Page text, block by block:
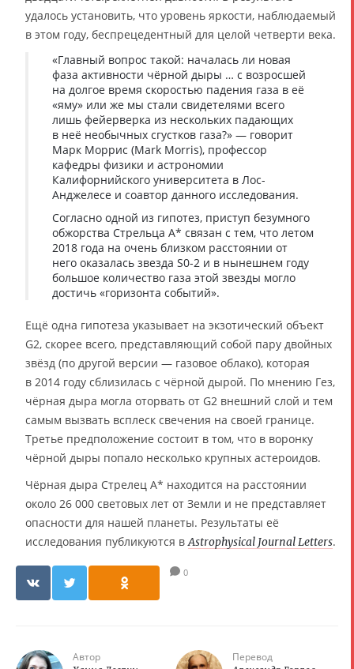
удалось установить, что уровень яркости, наблюдаемый
в этом году, беспрецедентный для целой четверти века.
«Главный вопрос такой: началась ли новая
фаза активности чёрной дыры … с возросшей
на долгое время скоростью падения газа в её
«яму» или же мы стали свидетелями всего
лишь фейерверка из нескольких падающих
в неё необычных сгустков газа?» — говорит
Марк Моррис (Mark Morris), профессор
кафедры физики и астрономии
Калифорнийского университета в Лос-
Анджелесе и соавтор данного исследования.
Согласно одной из гипотез, приступ безумного
обжорства Стрельца A* связан с тем, что летом
2018 года на очень близком расстоянии от
него оказалась звезда S0-2 и в нынешнем году
большое количество газа этой звезды могло
достичь «горизонта событий».
Ещё одна гипотеза указывает на экзотический объект
G2, скорее всего, представляющий собой пару двойных
звёзд (по другой версии — газовое облако), которая
в 2014 году сблизилась с чёрной дырой. По мнению Гез,
чёрная дыра могла оторвать от G2 внешний слой и тем
самым вызвать всплеск свечения на своей границе.
Третье предположение состоит в том, что в воронку
чёрной дыры попало несколько крупных астероидов.
Чёрная дыра Стрелец A* находится на расстоянии
около 26 000 световых лет от Земли и не представляет
опасности для нашей планеты. Результаты её
исследования публикуются вAstrophysical Journal Letters.
0
Автор Перевод